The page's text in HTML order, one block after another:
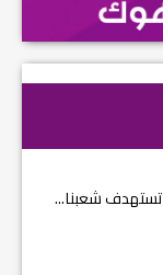
تستهدف شعبنا...